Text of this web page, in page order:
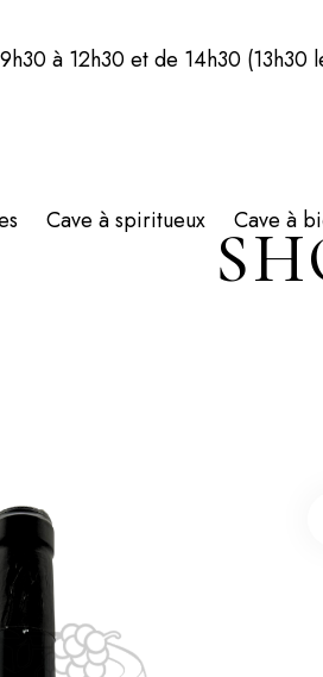
à 12h30 et de 14h30 (13h30
Cave à spiritueux Cave à